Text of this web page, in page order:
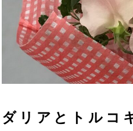
ダリアとトルコ